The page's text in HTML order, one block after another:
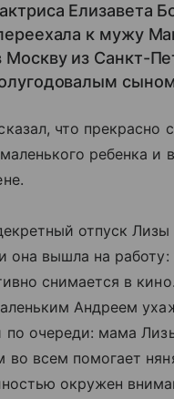
Елизавета
к мужу
Москву из Санкт-
что прекрасно
ребенка и
отпуск
она вышла на работу:
снимается в
Андреем
по очереди: мама
всем помогает
окружен